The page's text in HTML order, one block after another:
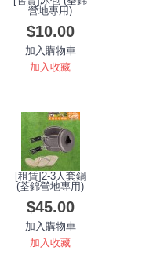
營地專用)
$10.00
加入購物車
加入收藏
[租賃]2-3人套鍋
(荃錦營地專用)
$45.00
加入購物車
加入收藏